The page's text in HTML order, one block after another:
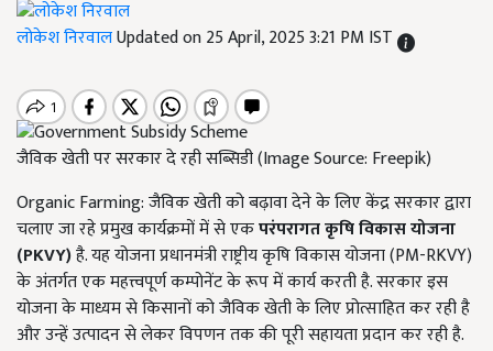
लोकेश निरवालUpdated on 25 April, 2025 3:21 PM IST
जैविक खेती पर सरकार दे रही सब्सिडी (Image Source: Freepik)
Organic Farming: जैविक खेती को बढ़ावा देने के लिए केंद्र सरकार द्वारा
चलाए जा रहे प्रमुख कार्यक्रमों में से एकपरंपरागत कृषि विकास योजना
(PKVY)है. यह योजना प्रधानमंत्री राष्ट्रीय कृषि विकास योजना (PM-RKVY)
के अंतर्गत एक महत्त्वपूर्ण कम्पोनेंट के रूप में कार्य करती है. सरकार इस
योजना के माध्यम से किसानों को जैविक खेती के लिए प्रोत्साहित कर रही है
और उन्हें उत्पादन से लेकर विपणन तक की पूरी सहायता प्रदान कर रही है.